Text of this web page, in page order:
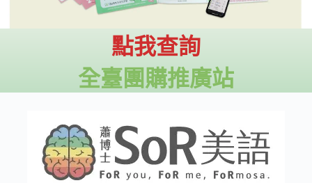
點我查詢
全臺團購推廣站